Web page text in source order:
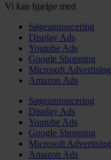
Vi kan hjælpe med
Søgeannoncering
Display Ads
Youtube Ads
Google Shopping
Microsoft Advertising
Amazon Ads
Søgeannoncering
Display Ads
Youtube Ads
Google Shopping
Microsoft Advertising
Amazon Ads